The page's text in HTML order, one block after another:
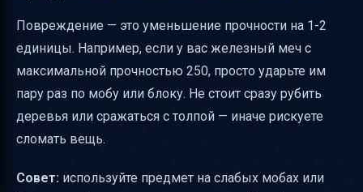
Повреждение — это уменьшение прочности на 1-2
единицы. Например, если у вас железный меч с
максимальной прочностью 250, просто ударьте им
пару раз по мобу или блоку. Не стоит сразу рубить
деревья или сражаться с толпой — иначе рискуете
сломать вещь.
Совет: используйте предмет на слабых мобах или